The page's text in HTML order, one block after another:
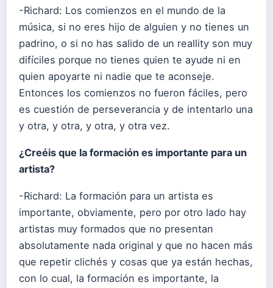
-Richard: Los comienzos en el mundo de la
música, si no eres hijo de alguien y no tienes un
padrino, o si no has salido de un reallity son muy
difíciles porque no tienes quien te ayude ni en
quien apoyarte ni nadie que te aconseje.
Entonces los comienzos no fueron fáciles, pero
es cuestión de perseverancia y de intentarlo una
y otra, y otra, y otra, y otra vez.
¿Creéis que la formación es importante para un
artista?
-Richard: La formación para un artista es
importante, obviamente, pero por otro lado hay
artistas muy formados que no presentan
absolutamente nada original y que no hacen más
que repetir clichés y cosas que ya están hechas,
con lo cual, la formación es importante, la